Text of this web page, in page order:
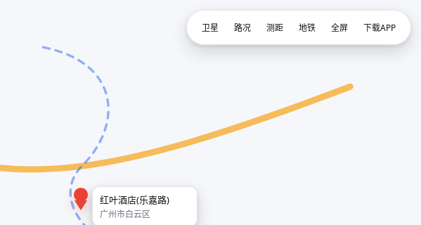
红叶酒店(乐嘉路)
广州市白云区
卫星 路况 测距 地铁 全屏 下载APP